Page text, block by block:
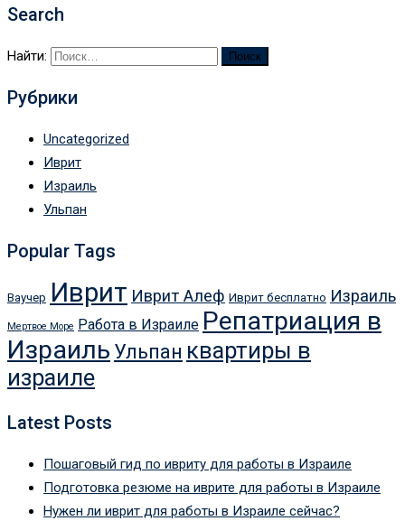
Search
Найти:
Рубрики
Uncategorized
Иврит
Израиль
Ульпан
Popular Tags
Ваучер Иврит Иврит Алеф Иврит бесплатно Израиль
Мертвое Море Работа в Израиле Репатриация в
Израиль Ульпан квартиры в
израиле
Latest Posts
Пошаговый гид по ивриту для работы в Израиле
Подготовка резюме на иврите для работы в Израиле
Нужен ли иврит для работы в Израиле сейчас?